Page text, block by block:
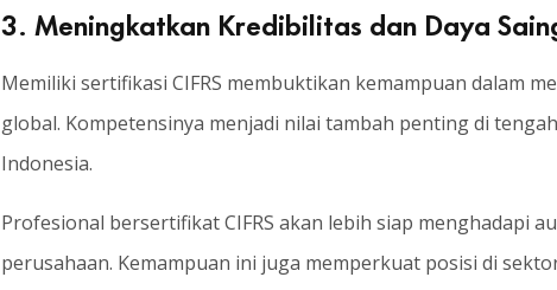
3. Meningkatkan Kredibilitas dan Daya
Memiliki sertifikasi CIFRS membuktikan kemampuan dalam
global. Kompetensinya menjadi nilai tambah penting di
Indonesia.
Profesional bersertifikat CIFRS akan lebih siap menghadapi
perusahaan. Kemampuan ini juga memperkuat posisi di